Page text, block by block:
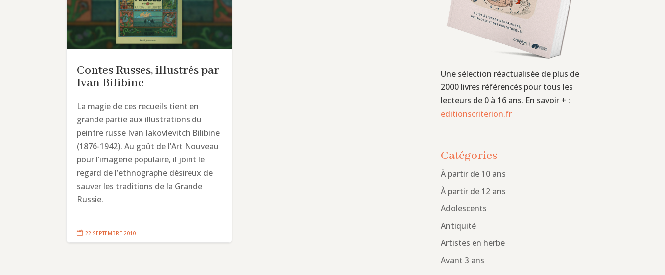
Contes Russes, illustrés par
Ivan Bilibine
La magie de ces recueils tient en
grande partie aux illustrations du
peintre russe Ivan Iakovlevitch Bilibine
(1876-1942). Au goût de l’Art Nouveau
pour l’imagerie populaire, il joint le
regard de l’ethnographe désireux de
sauver les traditions de la Grande
Russie.
 22 SEPTEMBRE 2010
Une sélection réactualisée de plus de
2000 livres référencés pour tous les
lecteurs de 0 à 16 ans. En savoir + :
editionscriterion.fr
Catégories
À partir de 10 ans
À partir de 12 ans
Adolescents
Antiquité
Artistes en herbe
Avant 3 ans